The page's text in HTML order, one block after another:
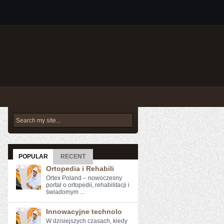
POPULAR RECENT
Ortopedia i Rehabili
Ortex Poland – nowoczesny
portal o ortopedii, rehabilitacji i
świadomym ...
Innowacyjne technolo
W dzisiejszych czasach, kiedy